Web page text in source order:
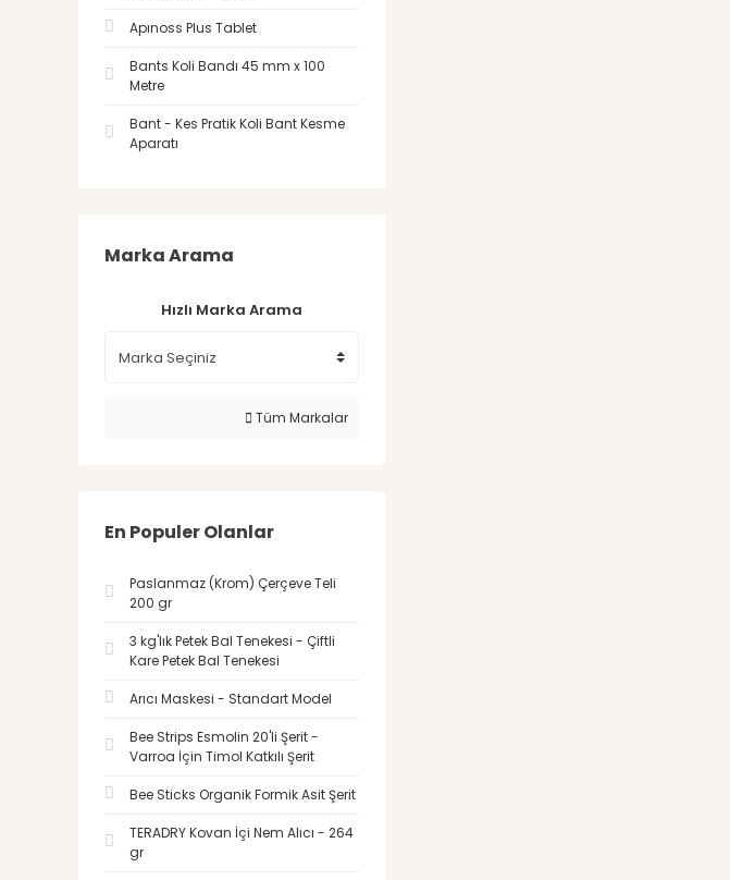
Apınoss Plus Tablet
Bants Koli Bandı 45 mm x 100
Metre
Bant - Kes Pratik Koli Bant Kesme
Aparatı
Marka Arama
Hızlı Marka Arama
Tüm Markalar
En Populer Olanlar
Paslanmaz (Krom) Çerçeve Teli
200 gr
3 kg'lık Petek Bal Tenekesi - Çiftli
Kare Petek Bal Tenekesi
Arıcı Maskesi - Standart Model
Bee Strips Esmolin 20'li Şerit -
Varroa İçin Timol Katkılı Şerit
Bee Sticks Organik Formik Asit Şerit
TERADRY Kovan İçi Nem Alıcı - 264
gr